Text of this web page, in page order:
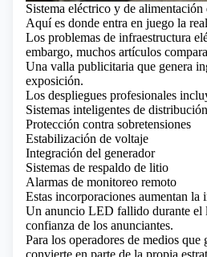
Sistema eléctrico y de
Aquí es donde entra en juego la
Los problemas de infraestructura
embargo, muchos artículos
Una valla publicitaria que genera
exposición.
Los despliegues profesionales
Sistemas inteligentes de
Protección contra sobretensiones
Estabilización de voltaje
Integración del generador
Sistemas de respaldo de litio
Alarmas de monitoreo remoto
Estas incorporaciones aumentan la
Un anuncio LED fallido durante el
confianza de los anunciantes.
Para los operadores de medios
convierte en parte de la propia